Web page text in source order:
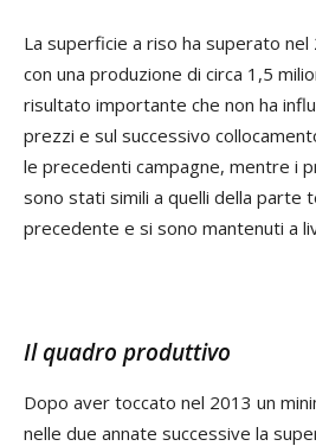
La superficie a riso ha superato
con una produzione di circa 1,5
risultato importante che non ha
prezzi e sul successivo
le precedenti campagne, mentre i
sono stati simili a quelli della parte
precedente e si sono mantenuti a
Il quadro produttivo
Dopo aver toccato nel 2013 un
nelle due annate successive la